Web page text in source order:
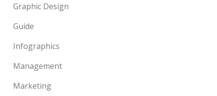
Graphic Design
Guide
Infographics
Management
Marketing